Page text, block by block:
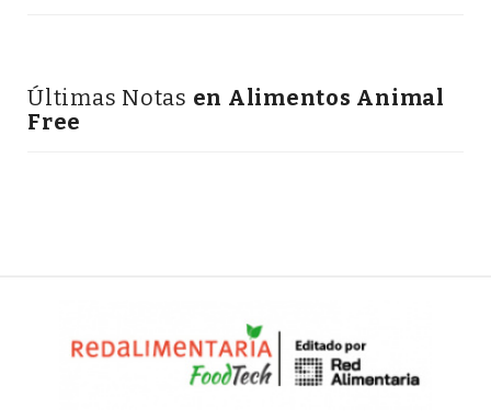
Últimas Notas en Alimentos Animal
Free